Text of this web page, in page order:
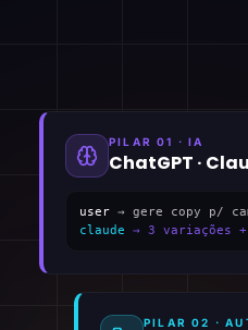
PILAR 01 · IA
ChatGPT ·
user → gere copy p/
claude → 3 variações +
PILAR 02 ·